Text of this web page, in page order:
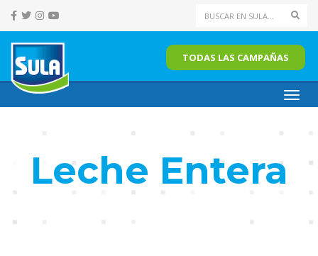
TODAS LAS CAMPAÑAS
Leche Entera